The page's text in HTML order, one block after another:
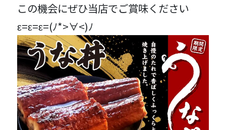
この機会にぜひ当店でご賞味ください
ε=ε=ε=(ﾉ*>∀<)ﾉ